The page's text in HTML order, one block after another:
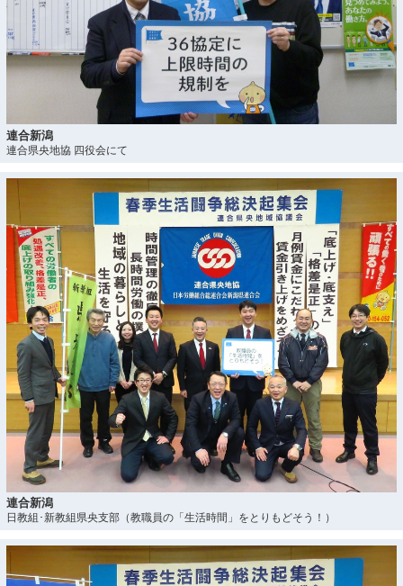
連合新潟
連合県央地協 四役会にて
連合新潟
日教組･新教組県央支部（教職員の「生活時間」をとりもどそう！）